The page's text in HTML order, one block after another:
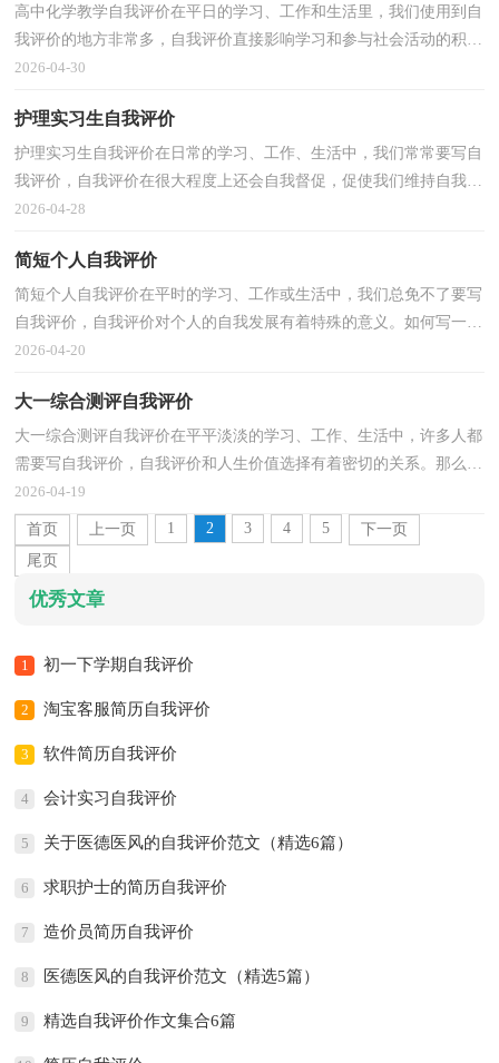
高中化学教学自我评价在平日的学习、工作和生活里，我们使用到自
我评价的地方非常多，自我评价直接影响学习和参与社会活动的积极
性，也影响着与他人的交往关系。那要怎么写好自我...
2026-04-30
护理实习生自我评价
护理实习生自我评价在日常的学习、工作、生活中，我们常常要写自
我评价，自我评价在很大程度上还会自我督促，促使我们维持自我的
一致性。那要怎么写好自我评价呢？以下是小编为大家...
2026-04-28
简短个人自我评价
简短个人自我评价在平时的学习、工作或生活中，我们总免不了要写
自我评价，自我评价对个人的自我发展有着特殊的意义。如何写一份
恰当的自我评价呢？下面是小编为大家整理的简短个...
2026-04-20
大一综合测评自我评价
大一综合测评自我评价在平平淡淡的学习、工作、生活中，许多人都
需要写自我评价，自我评价和人生价值选择有着密切的关系。那么，
怎么去写自我评价呢？以下是小编整理的大一综合测评...
2026-04-19
首页 上一页 1 2 3 4 5
下一页
尾页
优秀文章
1 初一下学期自我评价
2 淘宝客服简历自我评价
3 软件简历自我评价
4 会计实习自我评价
5 关于医德医风的自我评价范文（精选6篇）
6 求职护士的简历自我评价
7 造价员简历自我评价
8 医德医风的自我评价范文（精选5篇）
9 精选自我评价作文集合6篇